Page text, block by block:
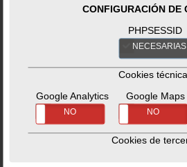
www.biggreeneggstore.es
Dels Joeirs, 17 Nau: 7 .
CONFIGURACIÓN DE
PHPSESSID
NECESARIAS
Cookies
Google Analytics
NO
Google Maps
NO
Cookies de